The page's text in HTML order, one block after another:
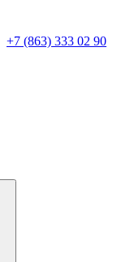
+7 (863) 333 02 90